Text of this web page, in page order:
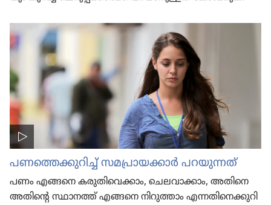
പണത്തെ​ക്കു​റിച്ച്‌ സമപ്രാ​യ​ക്കാർ പറയു​ന്നത്‌
പണം എങ്ങനെ കരുതിവെക്കാം, ചെലവാക്കാം, അതിനെ
അതിന്റെ സ്ഥാനത്ത്‌ എങ്ങനെ നിറു​ത്താം എന്നതി​നെ​ക്കു​റി​